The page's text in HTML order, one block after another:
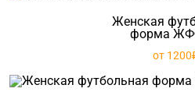
Женская
форма
от